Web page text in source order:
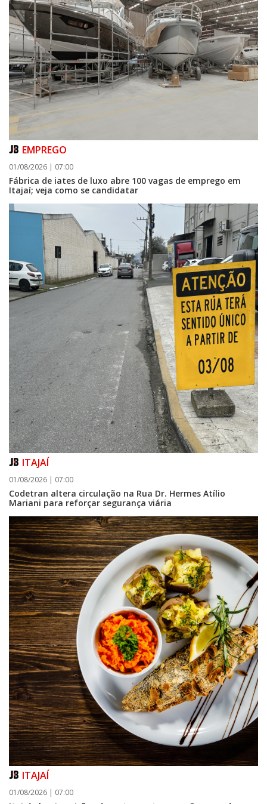
EMPREGO
01/08/2026 | 07:00
Fábrica de iates de luxo abre 100 vagas de emprego em
Itajaí; veja como se candidatar
ITAJAÍ
01/08/2026 | 07:00
Codetran altera circulação na Rua Dr. Hermes Atílio
Mariani para reforçar segurança viária
ITAJAÍ
01/08/2026 | 07:00